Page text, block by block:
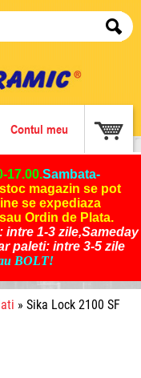
Contul meu
17.00.Sambata-
magazin se pot
se expediaza
Ordin de Plata.
1-3 zile,Sameday
paleti: intre 3-5 zile
BOLT!
» Sika Lock 2100 SF